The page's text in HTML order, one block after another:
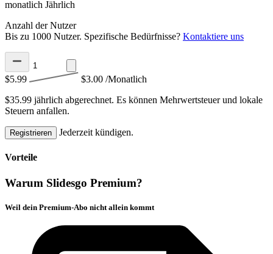
monatlich Jährlich
Anzahl der Nutzer
Bis zu 1000 Nutzer. Spezifische Bedürfnisse? Kontaktiere uns
$5.99 $3.00 /Monatlich
$35.99 jährlich abgerechnet. Es können Mehrwertsteuer und lokale
Steuern anfallen.
Registrieren Jederzeit kündigen.
Vorteile
Warum Slidesgo Premium?
Weil dein Premium-Abo nicht allein kommt